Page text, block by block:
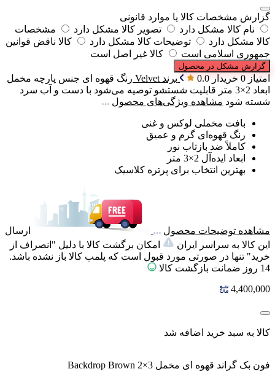
گزارش مشخصات کالا یا موارد قانونی
نام کالا مشکل دارد
تصویر کالا مشکل دارد
مشخصات
کالا مشکل دارد
توضیحات کالا مشکل دارد
کالا ناقض قوانین
جمهوری اسلامی است
کالا غیر اصل است
گزارش مشکل در محصول
امتیاز 0 خریدار 0.0 برند Velvet رنگ قهوه ای جنس پارچه مخمل
ابعاد 2×3 متر قابلیت شستشو توصیه می‌شود با دست و آب سرد
شسته شود مشاهده ویژگی‌های محصول
بافت مخملی لوکس و غنی
رنگ قهوه‌ای گرم و عمیق
کاملاً ضد بازتاب نور
ابعاد ایده‌آل 2×3 متر
بهترین انتخاب برای پرتره کلاسیک
مشاهده توضیحات محصول
ارسال
این کالا به سراسر ایران
امکان برگشت کالا با دلیل "انصراف از
خرید" تنها در صورتی مورد قبول است که پلمب کالا باز نشده باشد.
14 روز ضمانت بازگشت کالا
4,400,000
کالا به سبد خرید اضافه شد
فون بک گراند قهوه ای مخمل Backdrop Brown 2×3